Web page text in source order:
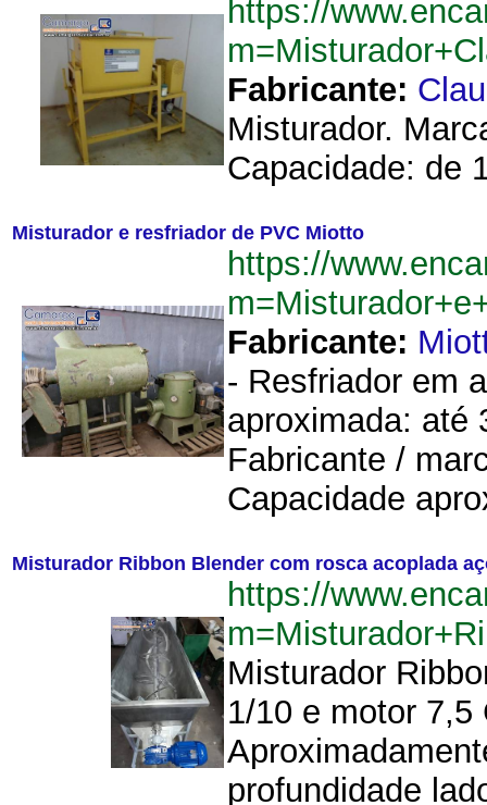
https://
Fabricante:
Misturador.
Capacidade: de
Misturador e resfriador de PVC Miotto
https://
Fabricante:
- Resfriador em
aproximada: até
Fabricante /
Capacidade
Misturador Ribbon Blender com rosca acoplada
https://
Misturador
1/10 e motor 7,5
profundidade